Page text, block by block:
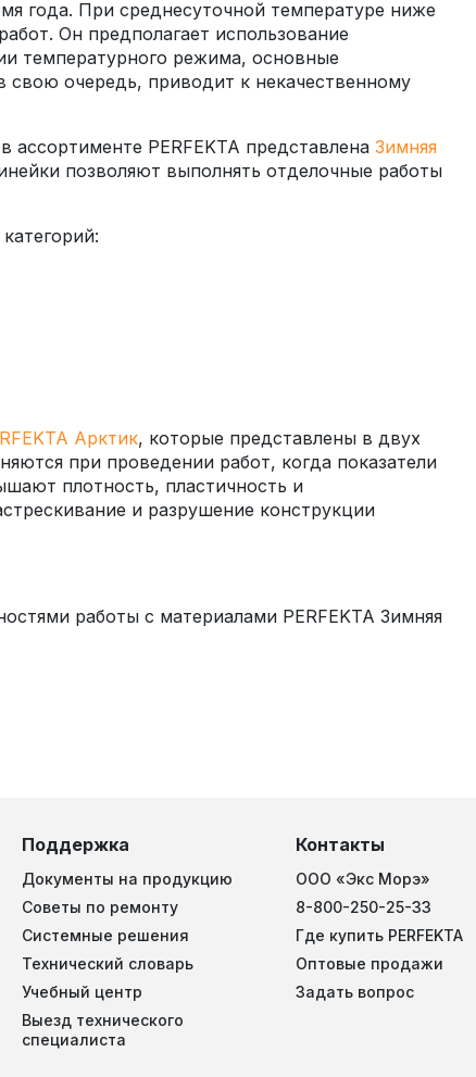
года. При среднесуточной температуре ниже
Он предполагает использование
температурного режима, основные
свою очередь, приводит к некачественному
PERFEKTA представлена Зимняя
позволяют выполнять отделочные работы
Арктик, которые представлены в двух
при проведении работ, когда показатели
плотность, пластичность и
и разрушение конструкции
работы с материалами PERFEKTA Зимняя
Поддержка
Документы на продукцию
Советы по ремонту
Системные решения
Технический словарь
Учебный центр
Выезд технического
специалиста
Контакты
ООО «Экс Морэ»
8-800-250-25-33
Где купить PERFEKTA
Оптовые продажи
Задать вопрос